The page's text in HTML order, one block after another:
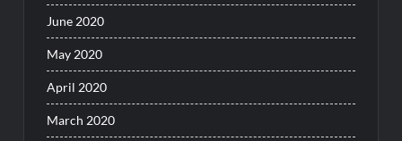
June 2020
May 2020
April 2020
March 2020